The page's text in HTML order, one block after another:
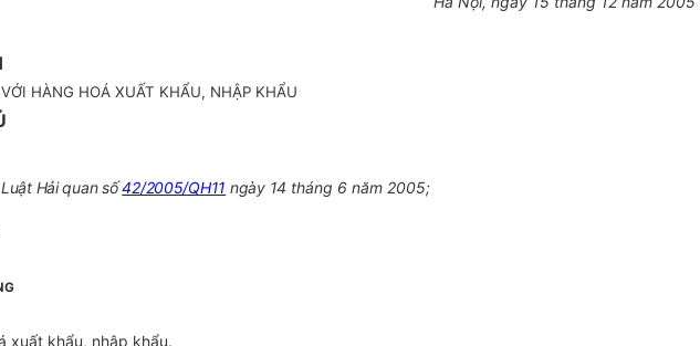
HÀNG HOÁ XUẤT KHẨU, NHẬP KHẨU
Hải quan số42/2005/QH11 ngày 14 tháng 6 năm 2005;
xuất khẩu, nhập khẩu.